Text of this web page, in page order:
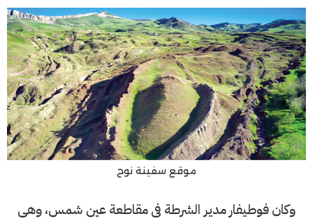
موقع سفينة نوح
وكان فوطيفار مدير الشرطة فى مقاطعة عين شمس، وهى